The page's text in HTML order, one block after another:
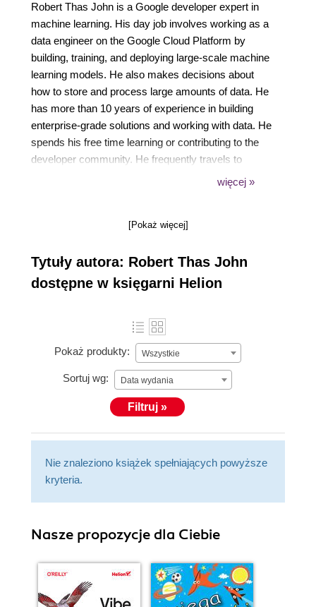
Robert Thas John is a Google developer expert in
machine learning. His day job involves working as a
data engineer on the Google Cloud Platform by
building, training, and deploying large-scale machine
learning models. He also makes decisions about
how to store and process large amounts of data. He
has more than 10 years of experience in building
enterprise-grade solutions and working with data. He
spends his free time learning or contributing to the
developer community. He frequently travels to
speak at technology events or to mentor developers.
więcej »
[Pokaż więcej]
Tytuły autora: Robert Thas John
dostępne w księgarni Helion
Pokaż produkty: Wszystkie
Sortuj wg: Data wydania
Filtruj »
Nie znaleziono książek spełniających powyższe
kryteria.
Nasze propozycje dla Ciebie